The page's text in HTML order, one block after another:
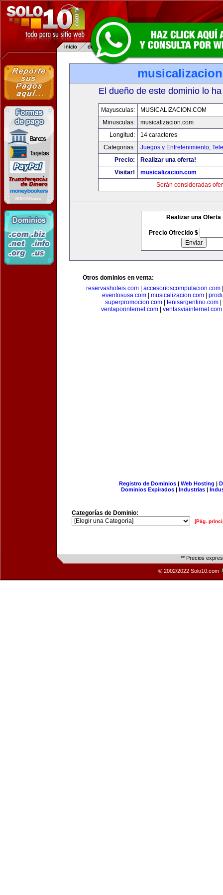
El dueño de este dominio lo
Mayusculas:
MUSICALIZACION.COM
Minusculas:
musicalizacion.com
Longitud:
14 caracteres
Categorias:
Juegos y Entretenimiento,
Precio:
Realizar una oferta!
Visitar!
musicalizacion.com
Serán consideradas
Realizar una Oferta
Precio Ofrecido $
Otros dominios en venta:
reservashoteis.com| accesorioscomputacion.com
eventosusa.com| musicalizacion.com|
superpromocion.com
tenisargentino.com
ventaporinternet.com
ventasviainternet.com
Registro de Dominios| Web Hosting |
Dominios Expirados | Industrias |
Categorías de Dominio:
[Pág.
** Precios
© 2002/2022 Solo10.com